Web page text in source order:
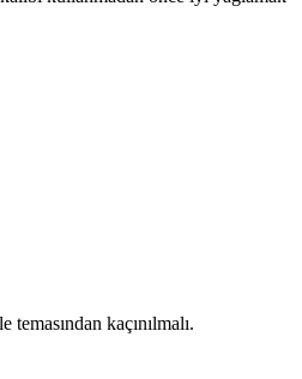
kaçınılmalı.